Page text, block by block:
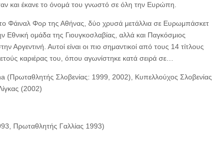
και έκανε το όνομά του γνωστό σε όλη την Ευρώπη.
Φάιναλ Φορ της Αθήνας, δύο χρυσά μετάλλια σε Ευρωμπάσκετ
ομάδα της Γιουγκοσλαβίας, αλλά και Παγκόσμιος
Αυτοί είναι οι πιο σημαντικοί από τους 14 τίτλους
καριέρας του, όπου αγωνίστηκε κατά σειρά σε…
Σλοβενίας: 1999, 2002), Κυπελλούχος Σλοβενίας
(2002)
Πρωταθλητής Γαλλίας 1993)